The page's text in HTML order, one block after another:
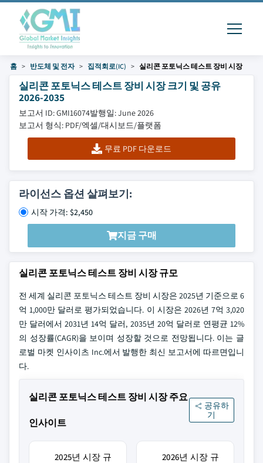
홈 반도체 및 전자 집적회로(IC) 실리콘 포토닉스 테스트 장비 시장
실리콘 포토닉스 테스트 장비 시장 크기 및 공유
2026-2035
보고서 ID: GMI16074발행일: June 2026
보고서 형식: PDF/엑셀/대시보드/플랫폼
무료 PDF 다운로드
라이선스 옵션 살펴보기:
시작 가격: $2,450
지금 구매
실리콘 포토닉스 테스트 장비 시장 규모
전 세계 실리콘 포토닉스 테스트 장비 시장은 2025년 기준으로 6
억 1,000만 달러로 평가되었습니다. 이 시장은 2026년 7억 3,020
만 달러에서 2031년 14억 달러, 2035년 20억 달러로 연평균 12%
의 성장률(CAGR)을 보이며 성장할 것으로 전망됩니다. 이는 글
로벌 마켓 인사이츠 Inc.에서 발행한 최신 보고서에 따르면입니
다.
실리콘 포토닉스 테스트 장비 시장 주요
인사이트
공유하
기
2025년 시장 규
2026년 시장 규